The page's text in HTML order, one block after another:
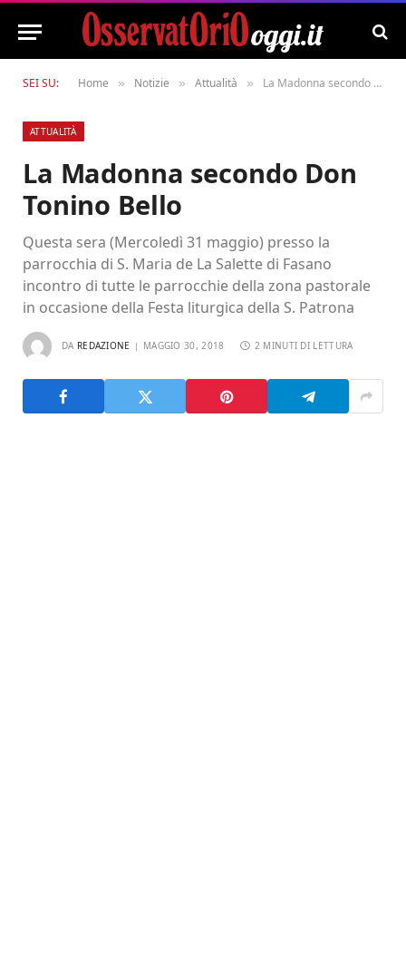
SEI SU: Home » Notizie » Attualità » La Madonna secondo Don Tonino Bello
ATTUALITÀ
La Madonna secondo Don
Tonino Bello
Questa sera (Mercoledì 31 maggio) presso la
parrocchia di S. Maria de La Salette di Fasano
incontro di tutte le parrocchie della zona pastorale
in occasione della Festa liturgica della S. Patrona
DA REDAZIONE MAGGIO 30, 2018 2 MINUTI DI LETTURA